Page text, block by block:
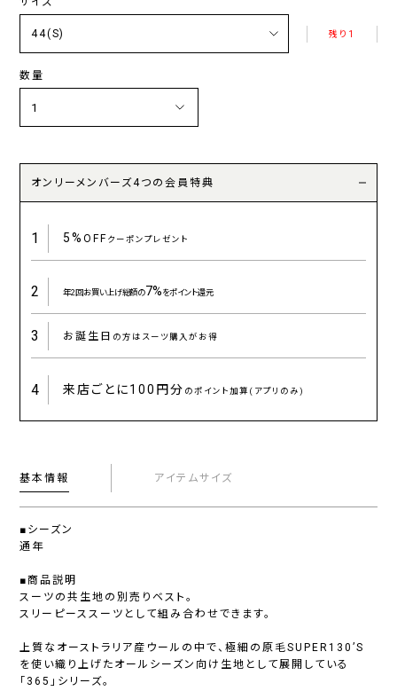
残り1
数量
オンリーメンバーズ4つの会員特典
1 5%OFFクーポンプレゼント
2 年2回お買い上げ総額の7%をポイント還元
3 お誕生日 の方はスーツ購入がお得
4 来店ごとに100円分 のポイント加算(アプリのみ)
基本情報 アイテムサイズ
■シーズン
通年
■商品説明
スーツの共生地の別売りベスト。
スリーピーススーツとして組み合わせできます。
上質なオーストラリア産ウールの中で、極細の原毛SUPER130’S
を使い織り上げたオールシーズン向け生地として展開している
「365」シリーズ。